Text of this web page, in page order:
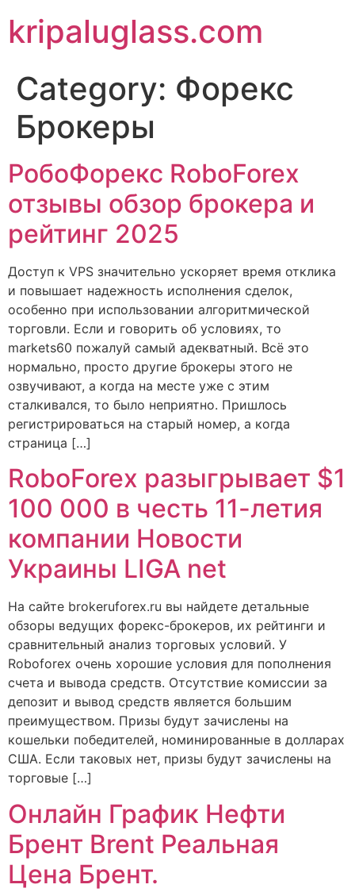
kripaluglass.com
Category: Форекс
Брокеры
РобоФорекс RoboForex
отзывы обзор брокера и
рейтинг 2025
Доступ к VPS значительно ускоряет время отклика
и повышает надежность исполнения сделок,
особенно при использовании алгоритмической
торговли. Если и говорить об условиях, то
markets60 пожалуй самый адекватный. Всё это
нормально, просто другие брокеры этого не
озвучивают, а когда на месте уже с этим
сталкивался, то было неприятно. Пришлось
регистрироваться на старый номер, а когда
страница […]
RoboForex разыгрывает $1
100 000 в честь 11-летия
компании Новости
Украины LIGA net
На сайте brokeruforex.ru вы найдете детальные
обзоры ведущих форекс-брокеров, их рейтинги и
сравнительный анализ торговых условий. У
Roboforex очень хорошие условия для пополнения
счета и вывода средств. Отсутствие комиссии за
депозит и вывод средств является большим
преимуществом. Призы будут зачислены на
кошельки победителей, номинированные в долларах
США. Если таковых нет, призы будут зачислены на
торговые […]
Онлайн График Нефти
Брент Brent Реальная
Цена Брент.